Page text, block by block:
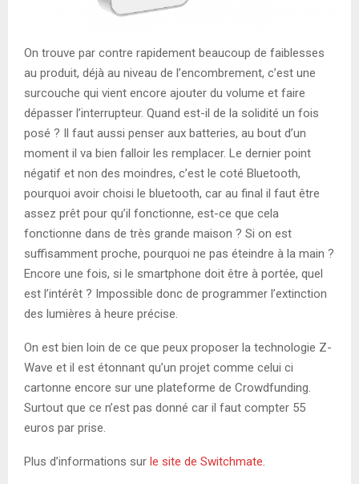
On trouve par contre rapidement beaucoup de faiblesses
au produit, déjà au niveau de l’encombrement, c’est une
surcouche qui vient encore ajouter du volume et faire
dépasser l’interrupteur. Quand est-il de la solidité un fois
posé ? Il faut aussi penser aux batteries, au bout d’un
moment il va bien falloir les remplacer. Le dernier point
négatif et non des moindres, c’est le coté Bluetooth,
pourquoi avoir choisi le bluetooth, car au final il faut être
assez prêt pour qu’il fonctionne, est-ce que cela
fonctionne dans de très grande maison ? Si on est
suffisamment proche, pourquoi ne pas éteindre à la main ?
Encore une fois, si le smartphone doit être à portée, quel
est l’intérêt ? Impossible donc de programmer l’extinction
des lumières à heure précise.
On est bien loin de ce que peux proposer la technologie Z-
Wave et il est étonnant qu’un projet comme celui ci
cartonne encore sur une plateforme de Crowdfunding.
Surtout que ce n’est pas donné car il faut compter 55
euros par prise.
Plus d’informations sur le site de Switchmate.